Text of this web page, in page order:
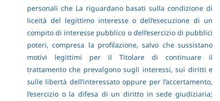
personali che La riguardano basati sulla condizione di
liceità del legittimo interesse o dell’esecuzione di un
compito di interesse pubblico o dell’esercizio di pubblici
poteri, compresa la profilazione, salvo che sussistano
motivi legittimi per il Titolare di continuare il
trattamento che prevalgono sugli interessi, sui diritti e
sulle libertà dell’interessato oppure per l’accertamento,
l’esercizio o la difesa di un diritto in sede giudiziaria;